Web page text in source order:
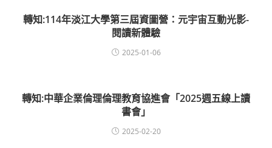
轉知:114年淡江大學第三屆資圖營：元宇宙互動光影-
閱讀新體驗
2025-01-06
轉知:中華企業倫理倫理教育協進會「2025週五線上讀
書會」
2025-02-20